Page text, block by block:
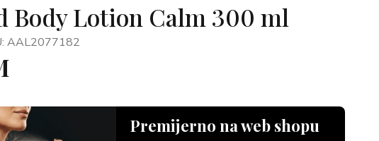
Body Lotion Calm 300 ml
AAL2077182
Premijerno na web shopu